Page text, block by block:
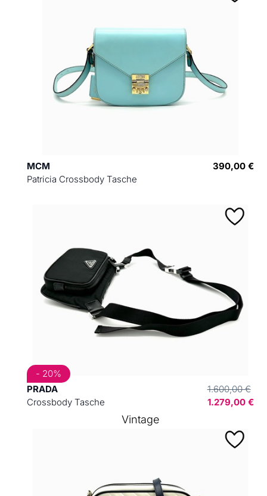
MCM
Patricia Crossbody Tasche
390,00 €
PRADA
Crossbody Tasche
1.600,00 €
1.279,00 €
- 20%
Vintage